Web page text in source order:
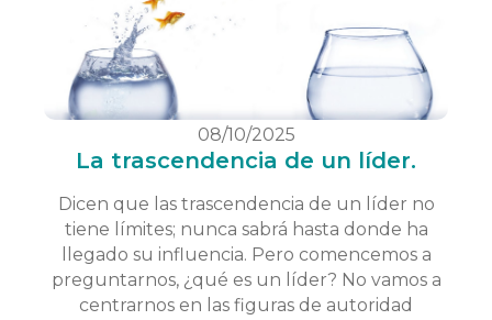
08/10/2025
La trascendencia de un líder.
Dicen que las trascendencia de un líder no
tiene límites; nunca sabrá hasta donde ha
llegado su influencia. Pero comencemos a
preguntarnos, ¿qué es un líder? No vamos a
centrarnos en las figuras de autoridad